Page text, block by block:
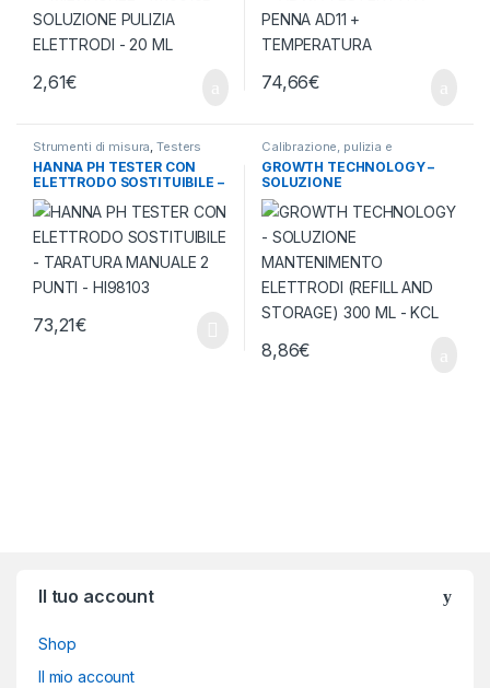
2,61€ 74,66€
Strumenti di misura ,Testers
termometri e igrometri
HANNA PH TESTER CON
ELETTRODO SOSTITUIBILE –
TARATURA MANUALE 2
PUNTI – HI98103
73,21€
Calibrazione, pulizia e
conservazione
misura
GROWTH TECHNOLOGY –
SOLUZIONE
MANTENIMENTO
ELETTRODI (REFILL AND
STORAGE) 300 ML – KCL
8,86€
Il tuo account
Shop
Il mio account